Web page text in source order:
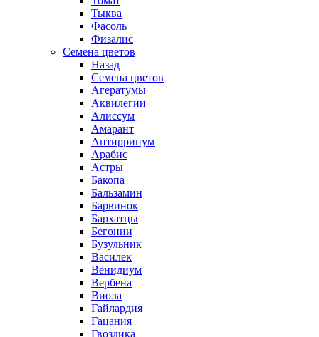
Тыква
Фасоль
Физалис
Семена цветов
Назад
Семена цветов
Агератумы
Аквилегии
Алиссум
Амарант
Антирринум
Арабис
Астры
Бакопа
Бальзамин
Барвинок
Бархатцы
Бегонии
Бузульник
Василек
Венидиум
Вербена
Виола
Гайлардия
Гацания
Гвоздика